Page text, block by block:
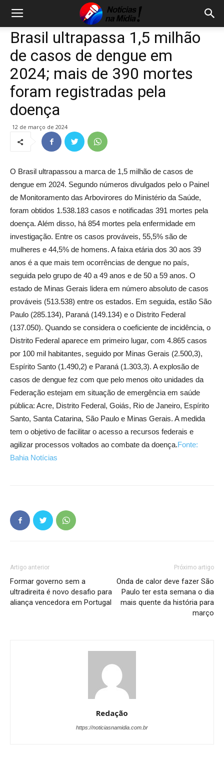
Brasil ultrapassa 1,5 milhão
de casos de dengue em
2024; mais de 390 mortes
foram registradas pela
doença
12 de março de 2024
O Brasil ultrapassou a marca de 1,5 milhão de casos de
dengue em 2024. Segundo números divulgados pelo o Painel
de Monitoramento das Arbovirores do Ministério da Saúde,
foram obtidos 1.538.183 casos e notificadas 391 mortes pela
doença. Além disso, há 854 mortes pela enfermidade em
investigação. Entre os casos prováveis, 55,5% são de
mulheres e 44,5% de homens. A faixa etária dos 30 aos 39
anos é a que mais tem ocorrências de dengue no país,
seguida pelo grupo de 40 a 49 anos e de 50 a 59 anos. O
estado de Minas Gerais lidera em número absoluto de casos
prováveis (513.538) entre os estados. Em seguida, estão São
Paulo (285.134), Paraná (149.134) e o Distrito Federal
(137.050). Quando se considera o coeficiente de incidência, o
Distrito Federal aparece em primeiro lugar, com 4.865 casos
por 100 mil habitantes, seguido por Minas Gerais (2.500,3),
Espírito Santo (1.490,2) e Paraná (1.303,3). A explosão de
casos de dengue fez com que pelo menos oito unidades da
Federação estejam em situação de emergência em saúde
pública: Acre, Distrito Federal, Goiás, Rio de Janeiro, Espírito
Santo, Santa Catarina, São Paulo e Minas Gerais. A medida
tem o objetivo de facilitar o acesso a recursos federais e
agilizar processos voltados ao combate da doença.Fonte:
Bahia Notícias
Artigo anterior
Formar governo sem a
ultradireita é novo desafio para
aliança vencedora em Portugal
Próximo artigo
Onda de calor deve fazer São
Paulo ter esta semana o dia
mais quente da história para
março
Redação
https://noticiasnamidia.com.br